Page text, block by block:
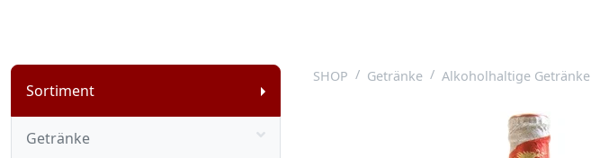
Sortiment
Getränke
SHOP Getränke Alkoholhaltige Getränke